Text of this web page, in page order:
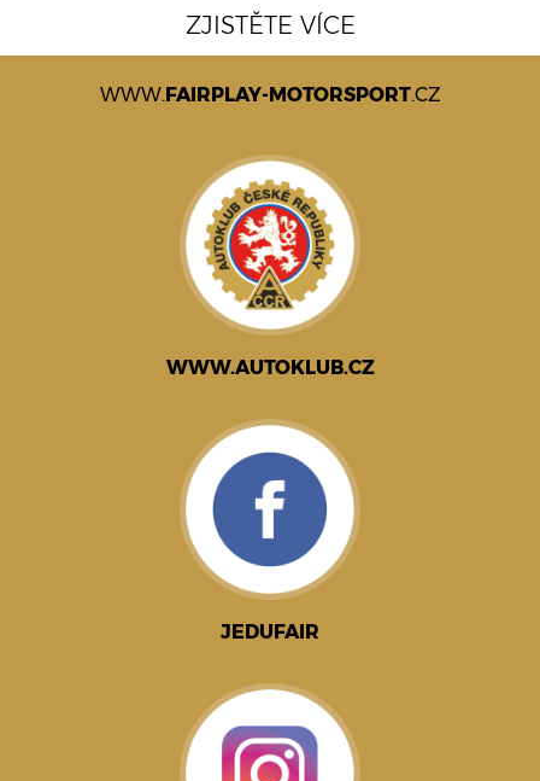
ZJISTĚTE VÍCE
WWW.FAIRPLAY-MOTORSPORT.CZ
WWW.AUTOKLUB.CZ
JEDUFAIR